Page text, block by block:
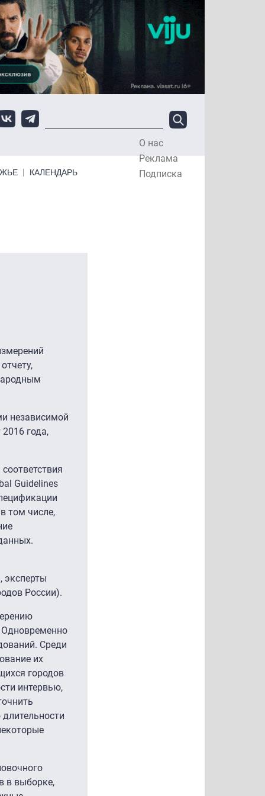
О нас
Реклама
Подписка
КАЛЕНДАРЬ
независимой
2016 года,
Guidelines
том числе,
эксперты
России).
Одновременно
Среди
их
городов
интервью,
в выборке,